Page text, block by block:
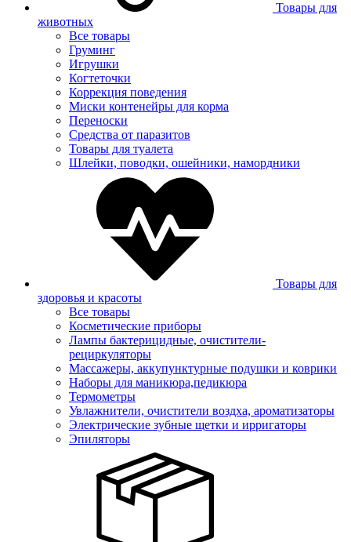
Товары для
животных
Все товары
Груминг
Игрушки
Когтеточки
Коррекция поведения
Миски контенейры для корма
Переноски
Средства от паразитов
Товары для туалета
Шлейки, поводки, ошейники, намордники
Товары для
здоровья и красоты
Все товары
Косметические приборы
Лампы бактерицидные, очистители-
рециркуляторы
Массажеры, аккупунктурные подушки и коврики
Наборы для маникюра,педикюра
Термометры
Увлажнители, очистители воздха, ароматизаторы
Электрические зубные щетки и ирригаторы
Эпиляторы